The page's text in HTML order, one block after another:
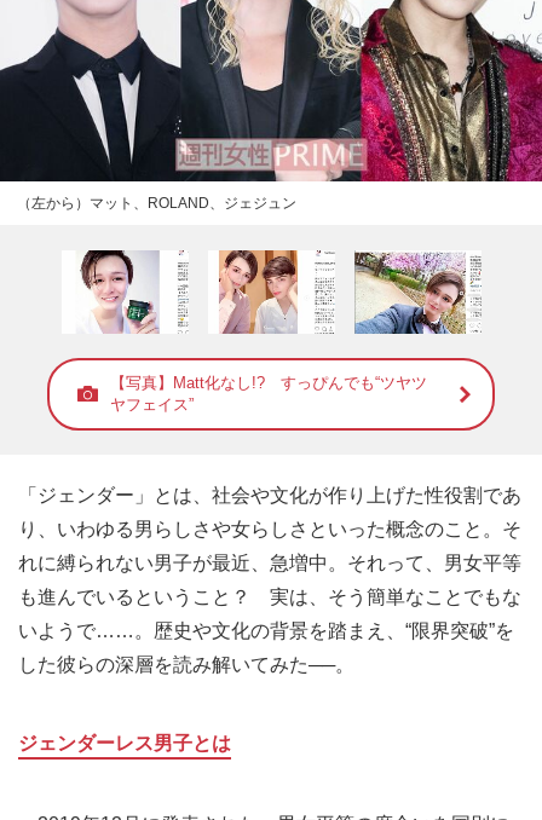
（左から）マット、ROLAND、ジェジュン
【写真】Matt化なし!? すっぴんでも“ツヤツ
ヤフェイス”
「ジェンダー」とは、社会や文化が作り上げた性役割であ
り、いわゆる男らしさや女らしさといった概念のこと。そ
れに縛られない男子が最近、急増中。それって、男女平等
も進んでいるということ？ 実は、そう簡単なことでもな
いようで……。歴史や文化の背景を踏まえ、“限界突破”を
した彼らの深層を読み解いてみた──。
ジェンダーレス男子とは